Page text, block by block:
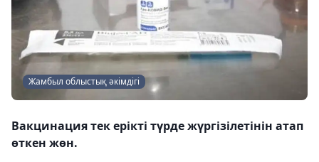
Жамбыл облыстық әкімдігі
Вакцинация тек ерікті түрде жүргізілетінін атап
өткен жөн.